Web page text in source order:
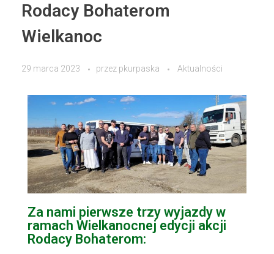
Rodacy Bohaterom
Wielkanoc
29 marca 2023 przez pkurpaska Aktualności
Za nami pierwsze trzy wyjazdy w
ramach Wielkanocnej edycji akcji
Rodacy Bohaterom: